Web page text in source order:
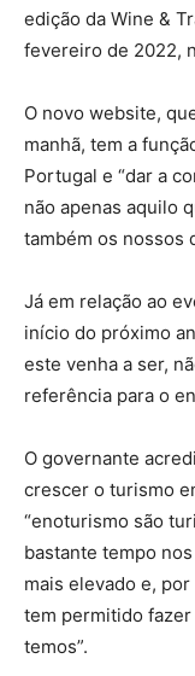
edição da Wine &
fevereiro de 2022,
O novo website,
manhã, tem a
Portugal e “dar a
não apenas aquilo
também os nossos
Já em relação ao
início do próximo
este venha a ser,
referência para o
O governante
crescer o turismo
“enoturismo são
bastante tempo
mais elevado e,
tem permitido
temos”.